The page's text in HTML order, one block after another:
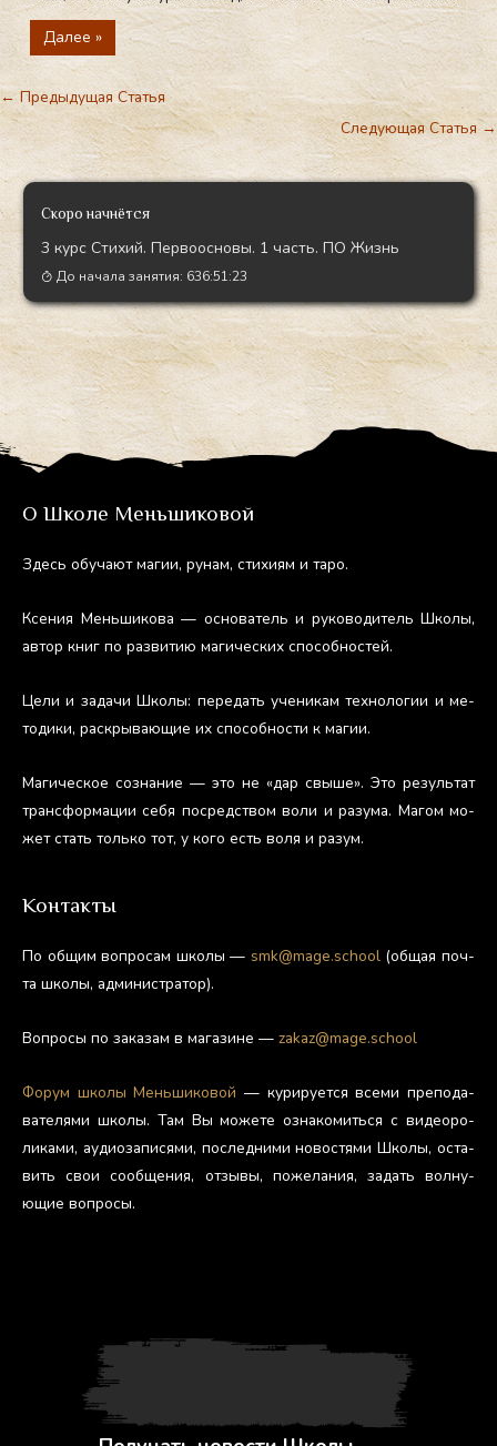
Далее »
←Предыдущая Статья
Следующая Статья→
Скоро начнётся
3 курс Стихий. Первоосновы. 1 часть. ПО Жизнь
До начала занятия: 636:51:21
О Школе Меньшиковой
Здесь обу­ча­ют ма­гии, ру­нам, сти­хи­ям и та­ро.
Ксе­ния Мень­ши­кова — ос­но­ватель и ру­ково­дитель Шко­лы,
ав­тор книг по раз­ви­тию ма­гичес­ких спо­соб­ностей.
Це­ли и за­дачи Шко­лы: пе­редать уче­никам тех­но­логии и ме­
тоди­ки, рас­кры­ва­ющие их спо­соб­ности к ма­гии.
Ма­гичес­кое соз­на­ние — это не «дар свы­ше». Это ре­зуль­тат
тран­сфор­ма­ции се­бя пос­редс­твом во­ли и ра­зума. Ма­гом мо­
жет стать толь­ко тот, у ко­го есть во­ля и ра­зум.
Контакты
По об­щим воп­ро­сам шко­лы — smk@mage.school(об­щая поч­
та шко­лы, ад­ми­нис­тра­тор).
Воп­ро­сы по за­казам в ма­гази­не — zakaz@mage.school
Фо­рум шко­лы Мень­ши­ковой — ку­риру­ет­ся все­ми пре­пода­
вате­лями шко­лы. Там Вы мо­жете оз­на­комить­ся с ви­де­оро­
лика­ми, а­уди­оза­пися­ми, пос­ледни­ми но­вос­тя­ми Шко­лы, ос­та­
вить свои со­об­ще­ния, от­зы­вы, по­жела­ния, за­дать вол­ну­
ющие воп­ро­сы.